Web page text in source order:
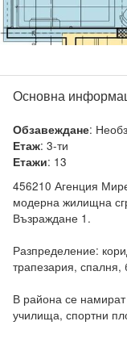
Основна
Обзавеждане:
Етаж: 3-ти
Етажи: 13
456210 Агенция
модерна жилищна
Възраждане 1.
Разпределение:
трапезария,
В района се намират
училища, спортни